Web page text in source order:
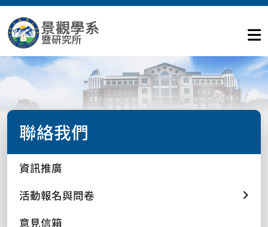
聯絡我們
資訊推廣
活動報名與問卷
意見信箱